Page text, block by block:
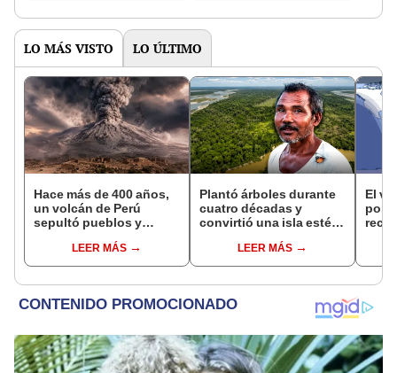
LO MÁS VISTO LO ÚLTIMO
Hace más de 400 años,
un volcán de Perú
sepultó pueblos y
veranos más fríos de la
historia: sigue bajo
LEER MÁS
Plantó árboles durante
cuatro décadas y
convirtió una isla estéril
hoy supera casi seis
veces al Parque de las
LEER MÁS
El